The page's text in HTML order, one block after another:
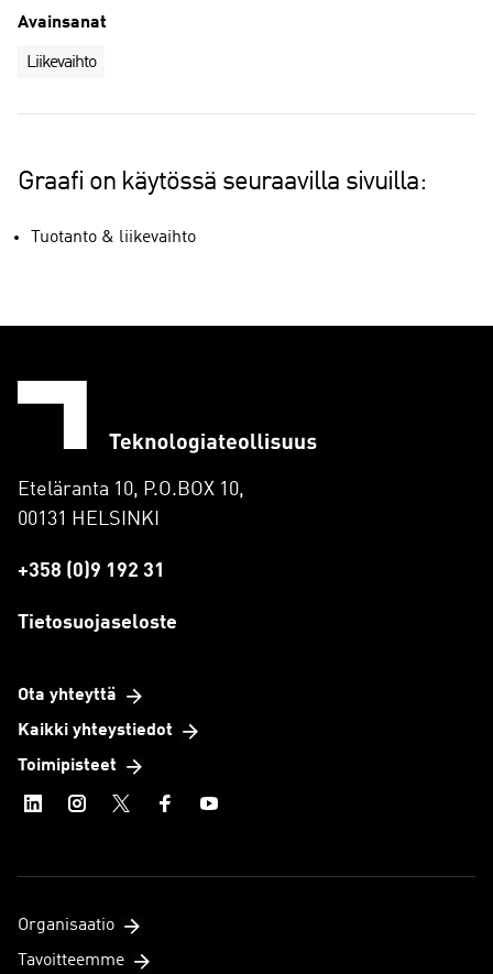
Avainsanat
Liikevaihto
Graafi on käytössä seuraavilla sivuilla:
Tuotanto & liikevaihto
Eteläranta 10, P.O.BOX 10,
00131 HELSINKI
+358 (0)9 192 31
Tietosuojaseloste
Ota yhteyttä
Kaikki yhteystiedot
Toimipisteet
Organisaatio
Tavoitteemme